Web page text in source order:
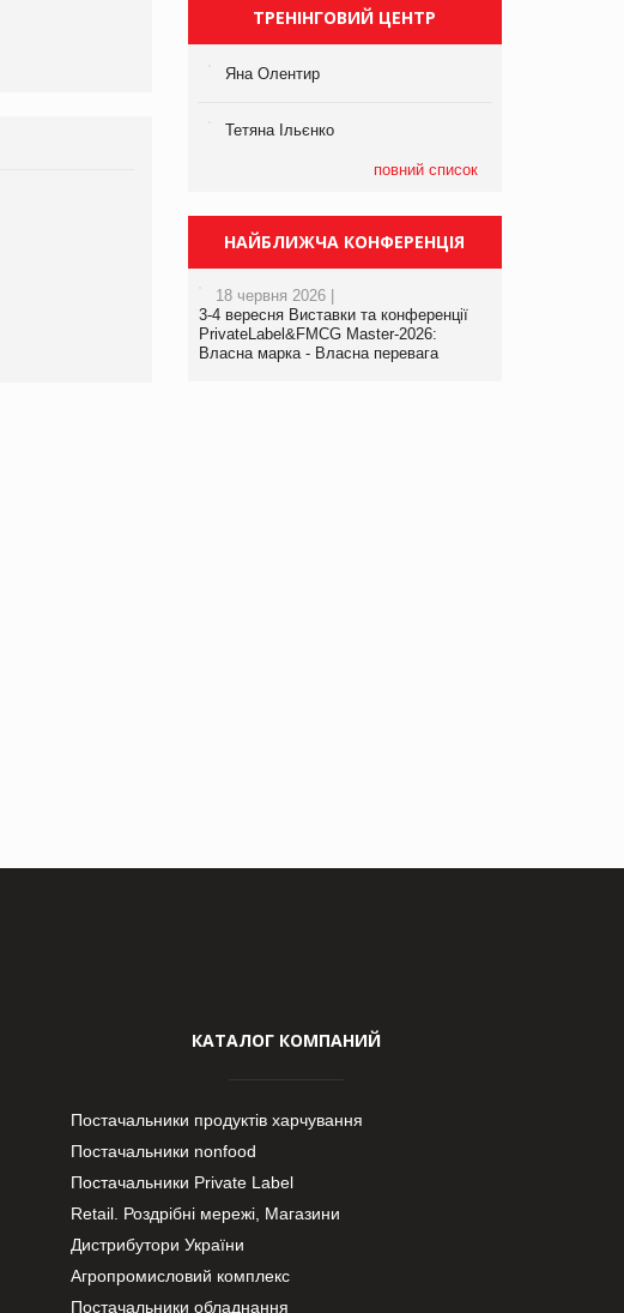
Брагина Людмила
Просування компанії на
www.trademaster.ua.
правила. Особливості.
ТРЕНІНГОВИЙ ЦЕНТР
Яна Олентир
Тетяна Ільєнко
повний список
НАЙБЛИЖЧА КОНФЕРЕНЦІЯ
18 червня 2026 |
3-4 вересня Виставки та конференції
PrivateLabel&FMCG Master-2026:
Власна марка - Власна перевага
КАТАЛОГ КОМПАНИЙ
Постачальники продуктів харчування
Постачальники nonfood
Постачальники Private Label
Retail. Роздрібні мережі, Магазини
Дистрибутори України
Агропромисловий комплекс
Постачальники обладнання